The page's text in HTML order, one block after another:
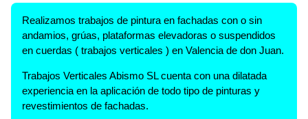
Realizamos trabajos de pintura en fachadas con o sin
andamios, grúas, plataformas elevadoras o suspendidos
en cuerdas ( trabajos verticales ) en Valencia de don Juan.
Trabajos Verticales Abismo SL cuenta con una dilatada
experiencia en la aplicación de todo tipo de pinturas y
revestimientos de fachadas.